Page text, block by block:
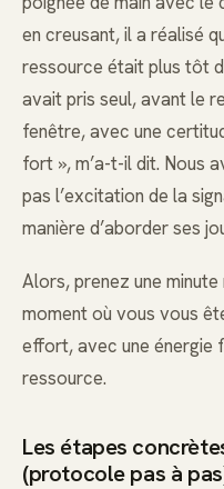
en creusant, il a réalisé
ressource était plus tôt
avait pris seul, avant le
fenêtre, avec une
fort », m’a-t-il dit. Nous
pas l’excitation de la
manière d’aborder ses
Alors, prenez une minute
moment où vous vous
effort, avec une énergie
ressource.
Les étapes
(protocole pas à